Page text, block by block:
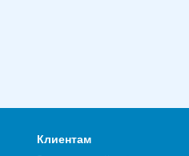
Клиентам